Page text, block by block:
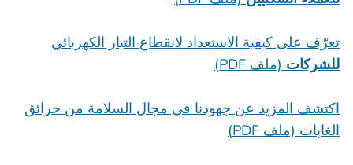
تعرّف على كيفية الاستعداد لانقطاع التيار الكهربائي
للشركات (ملف PDF)
اكتشف المزيد عن جهودنا في مجال السلامة من حرائق
الغابات (ملف PDF‏)